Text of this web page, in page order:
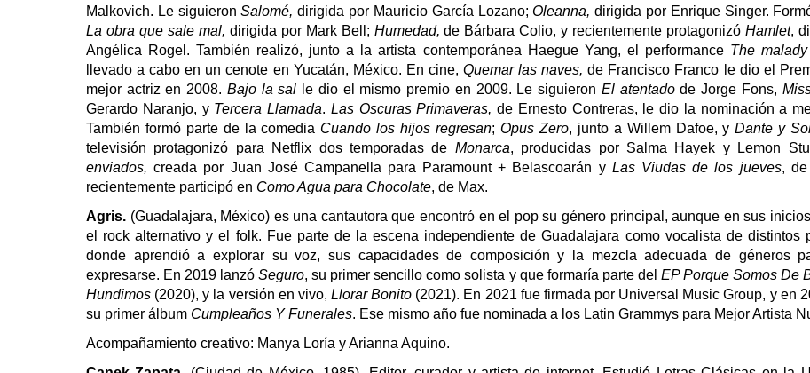
Malkovich. Le siguieronSalomé, dirigida por Mauricio García Lozano;Oleanna,dirigida por Enrique Singer.
La obra que sale mal, dirigida por Mark Bell; Humedad, de Bárbara Colio, y recientemente protagonizóHamlet,
Angélica Rogel. También realizó, junto a la artista contemporánea Haegue Yang, el performance The
llevado a cabo en un cenote en Yucatán, México. En cine, Quemar las naves,de Francisco Franco le dio el
mejor actriz en 2008. Bajo la sal le dio el mismo premio en 2009. Le siguieron El atentadode Jorge Fons,
Gerardo Naranjo, y Tercera Llamada. Las Oscuras Primaveras,de Ernesto Contreras, le dio la nominación a
También formó parte de la comedia Cuando los hijos regresan;Opus Zero, junto a Willem Dafoe, yDante y
televisión protagonizó para Netflix dos temporadas de Monarca, producidas por Salma Hayek y Lemon
enviados, creada por Juan José Campanella para Paramount + Belascoarán y Las Viudas de los jueves, de
recientemente participó en Como Agua para Chocolate, de Max.
Agris. (Guadalajara, México) es una cantautora que encontró en el pop su género principal, aunque en sus
el rock alternativo y el folk. Fue parte de la escena independiente de Guadalajara como vocalista de distintos
donde aprendió a explorar su voz, sus capacidades de composición y la mezcla adecuada de géneros
expresarse. En 2019 lanzóSeguro, su primer sencillo como solista y que formaría parte del EP Porque Somos De
Hundimos (2020), y la versión en vivo, Llorar Bonito (2021). En 2021 fue firmada por Universal Music Group, y en
su primer álbum Cumpleaños Y Funerales. Ese mismo año fue nominada a los Latin Grammys para Mejor Artista
Acompañamiento creativo: Manya Loría y Arianna Aquino.